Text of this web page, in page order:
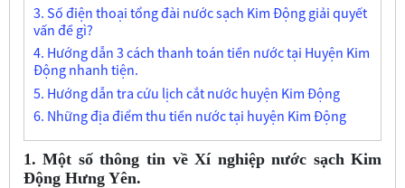
3. Số điện thoại tổng đài nước sạch Kim Động giải quyết
vấn đề gì?
4. Hướng dẫn 3 cách thanh toán tiền nước tại Huyện Kim
Động nhanh tiện.
5. Hướng dẫn tra cứu lịch cắt nước huyện Kim Động
6. Những địa điểm thu tiền nước tại huyện Kim Động
1. Một số thông tin về Xí nghiệp nước sạch Kim
Động Hưng Yên.